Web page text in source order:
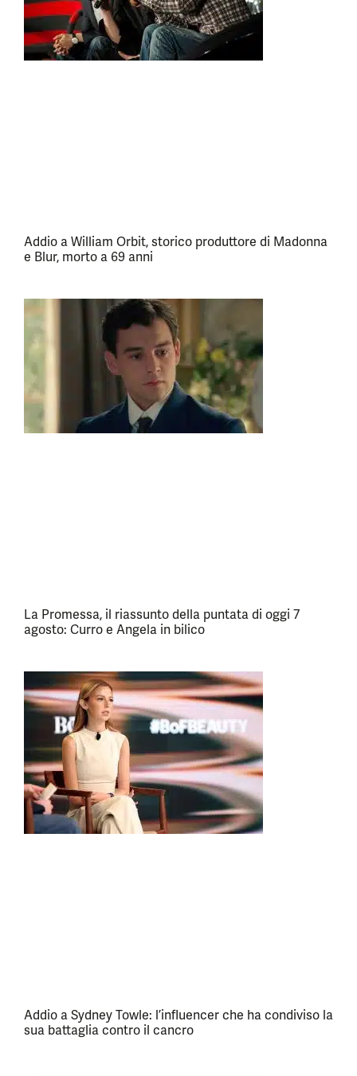
Addio a William Orbit, storico produttore di Madonna
e Blur, morto a 69 anni
La Promessa, il riassunto della puntata di oggi 7
agosto: Curro e Angela in bilico
Addio a Sydney Towle: l’influencer che ha condiviso la
sua battaglia contro il cancro